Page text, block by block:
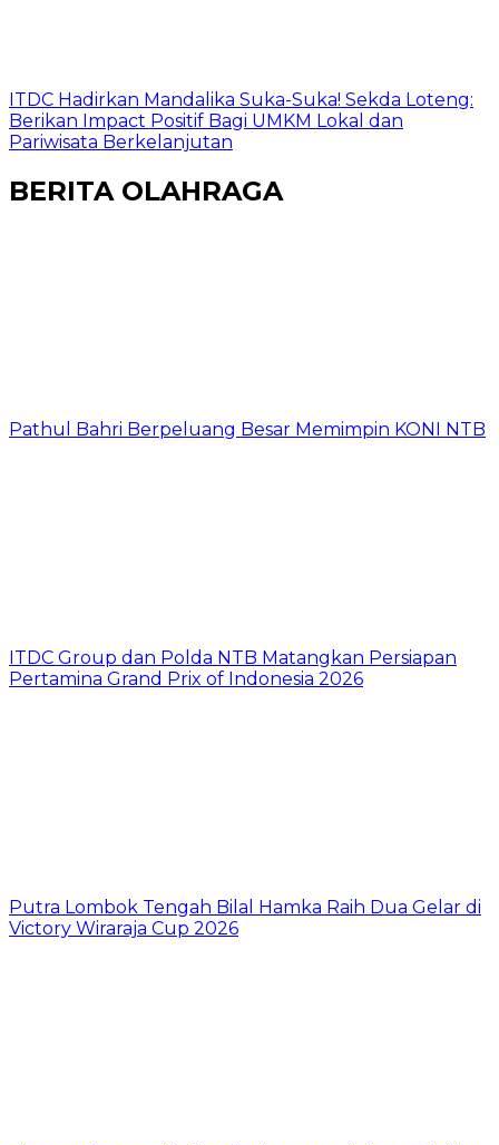
ITDC Hadirkan Mandalika Suka-Suka! Sekda Loteng:
Berikan Impact Positif Bagi UMKM Lokal dan
Pariwisata Berkelanjutan
BERITA OLAHRAGA
Pathul Bahri Berpeluang Besar Memimpin KONI NTB
ITDC Group dan Polda NTB Matangkan Persiapan
Pertamina Grand Prix of Indonesia 2026
Putra Lombok Tengah Bilal Hamka Raih Dua Gelar di
Victory Wiraraja Cup 2026